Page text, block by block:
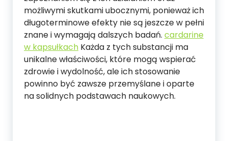
możliwymi skutkami ubocznymi, ponieważ ich
długoterminowe efekty nie są jeszcze w pełni
znane i wymagają dalszych badań. cardarine
w kapsułkach Każda z tych substancji ma
unikalne właściwości, które mogą wspierać
zdrowie i wydolność, ale ich stosowanie
powinno być zawsze przemyślane i oparte
na solidnych podstawach naukowych.